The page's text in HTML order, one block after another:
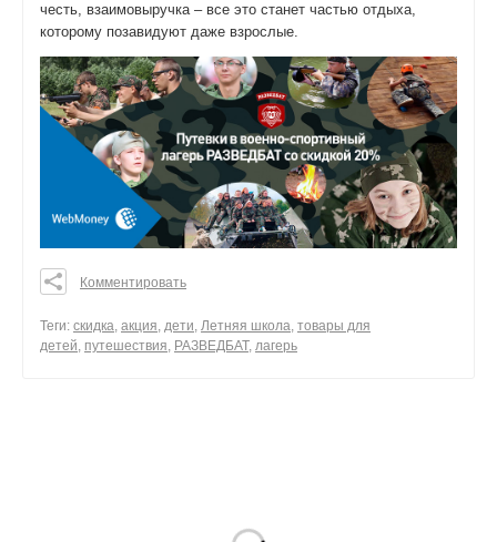
честь, взаимовыручка – все это станет частью отдыха,
которому позавидуют даже взрослые.
0
0
Комментировать
Теги: скидка, акция, дети, Летняя школа, товары для
детей, путешествия, РАЗВЕДБАТ, лагерь